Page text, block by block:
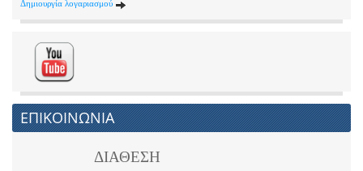
Δημιουργία λογαριασμού
ΕΠΙΚΟΙΝΩΝΙΑ
ΔΙΑΘΕΣΗ